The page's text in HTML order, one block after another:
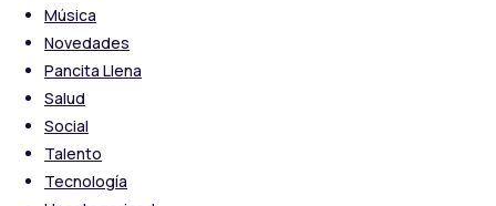
Música
Novedades
Pancita Llena
Salud
Social
Talento
Tecnología